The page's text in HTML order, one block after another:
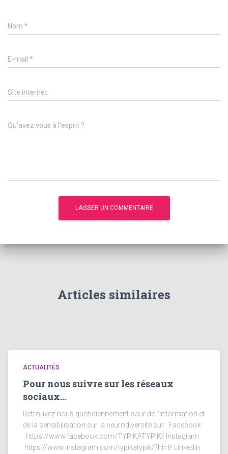
Nom *
E-mail *
Site internet
Qu’avez vous à l’esprit ?
Articles similaires
ACTUALITÉS
Pour nous suivre sur les réseaux
sociaux…
Retrouvez-nous quotidiennement pour de l’information et
de la sensibilisation sur la neurodiversité sur : Facebook
https://www.facebook.com/TYPIKATYPIK/ Instagram
https://www.instagram.com/typikatypik/?hl=fr Linkedin